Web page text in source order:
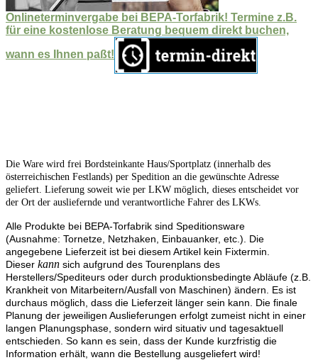
Onlineterminvergabe bei BEPA-Torfabrik! Termine z.B.
für eine kostenlose Beratung bequem direkt buchen,
wann es Ihnen paßt!
Die Ware wird frei Bordsteinkante Haus/Sportplatz (innerhalb des
österreichischen Festlands) per Spedition an die gewünschte Adresse
geliefert. Lieferung soweit wie per LKW möglich, dieses entscheidet vor
der Ort der ausliefernde und verantwortliche Fahrer des LKWs.
Alle Produkte bei BEPA-Torfabrik sind Speditionsware
(Ausnahme: Tornetze, Netzhaken, Einbauanker, etc.). Die
angegebene Lieferzeit ist bei diesem Artikel kein Fixtermin.
Dieser kann sich aufgrund des Tourenplans des
Herstellers/Spediteurs oder durch produktionsbedingte Abläufe (z.B.
Krankheit von Mitarbeitern/Ausfall von Maschinen) ändern. Es ist
durchaus möglich, dass die Lieferzeit länger sein kann. Die finale
Planung der jeweiligen Auslieferungen erfolgt zumeist nicht in einer
langen Planungsphase, sondern wird situativ und tagesaktuell
entschieden. So kann es sein, dass der Kunde kurzfristig die
Information erhält, wann die Bestellung ausgeliefert wird!